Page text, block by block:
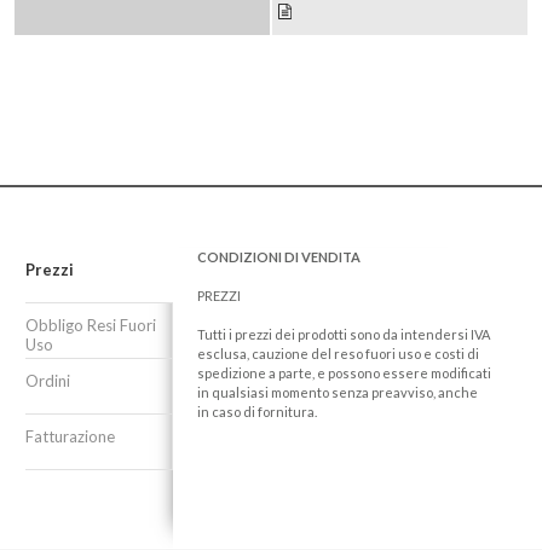
Prezzi
Obbligo Resi Fuori
Uso
Ordini
Fatturazione
CONDIZIONI DI VENDITA
PREZZI
Tutti i prezzi dei prodotti sono da intendersi IVA
esclusa, cauzione del reso fuori uso e costi di
spedizione a parte, e possono essere modificati
in qualsiasi momento senza preavviso, anche
in caso di fornitura.